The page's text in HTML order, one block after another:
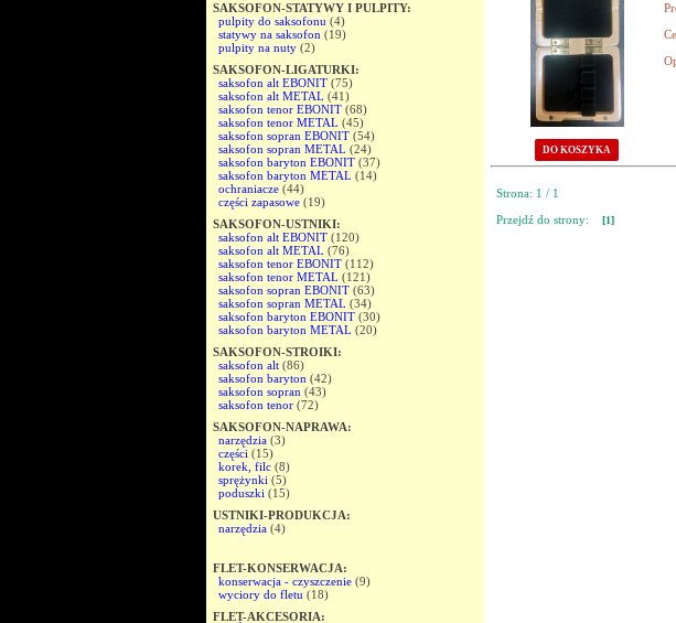
SAKSOFON-STATYWY I PULPITY:
pulpity do saksofonu (4)
statywy na saksofon (19)
pulpity na nuty (2)
SAKSOFON-LIGATURKI:
saksofon alt EBONIT (75)
saksofon alt METAL (41)
saksofon tenor EBONIT (68)
saksofon tenor METAL (45)
saksofon sopran EBONIT (54)
saksofon sopran METAL (24)
saksofon baryton EBONIT (37)
saksofon baryton METAL (14)
ochraniacze (44)
części zapasowe (19)
SAKSOFON-USTNIKI:
saksofon alt EBONIT (120)
saksofon alt METAL (76)
saksofon tenor EBONIT (112)
saksofon tenor METAL (121)
saksofon sopran EBONIT (63)
saksofon sopran METAL (34)
saksofon baryton EBONIT (30)
saksofon baryton METAL (20)
SAKSOFON-STROIKI:
saksofon alt (86)
saksofon baryton (42)
saksofon sopran (43)
saksofon tenor (72)
SAKSOFON-NAPRAWA:
narzędzia (3)
części (15)
korek, filc (8)
sprężynki (5)
poduszki (15)
USTNIKI-PRODUKCJA:
narzędzia (4)
FLET-KONSERWACJA:
konserwacja - czyszczenie (9)
wyciory do fletu (18)
FLET-AKCESORIA:
DO KOSZYKA
Strona: 1 / 1
Przejdź do strony:
[1]